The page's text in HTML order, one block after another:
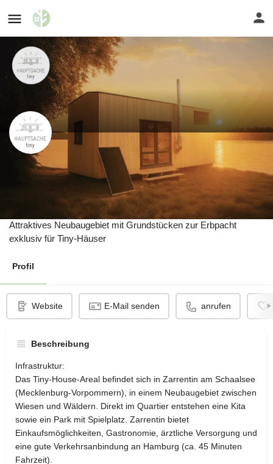
Tiny-House-Areal in Zarrentin am
Schaalsee (MV), D-19246
Ludwigslust-Parchim
Attraktives Neubaugebiet mit Grundstücken zur Erbpacht
exklusiv für Tiny-Häuser
Profil
Website E-Mail senden anrufen
Beschreibung
Infrastruktur:
Das Tiny-House-Areal befindet sich in Zarrentin am Schaalsee
(Mecklenburg-Vorpommern), in einem Neubaugebiet zwischen
Wiesen und Wäldern. Direkt im Quartier entstehen eine Kita
sowie ein Park mit Spielplatz. Zarrentin bietet
Einkaufsmöglichkeiten, Gastronomie, ärztliche Versorgung und
eine gute Verkehrsanbindung an Hamburg (ca. 45 Minuten
Fahrzeit).